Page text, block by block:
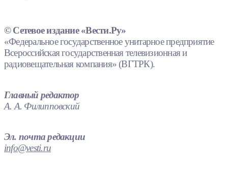
© Сетевое издание «Вести.Ру»
«Федеральное государственное унитарное предприятие
Всероссийская государственная телевизионная и
радиовещательная компания» (ВГТРК).
Главный редактор
А. А. Филипповский
Эл. почта редакции
info@vesti.ru